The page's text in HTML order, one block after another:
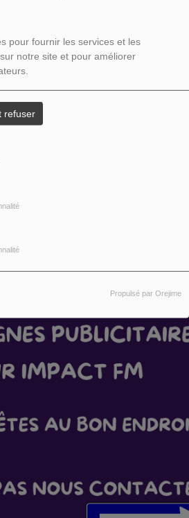
pour fournir les services et les
notre site et pour améliorer
refuser
Propulsé par Orejime